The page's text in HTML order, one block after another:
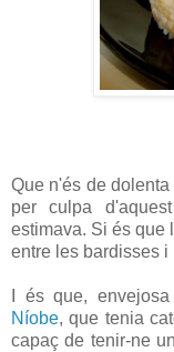
Que n'és de
per culpa
estimava. Si és que
entre les bardisses i
I és que,
Níobe, que tenia
capaç de tenir-ne